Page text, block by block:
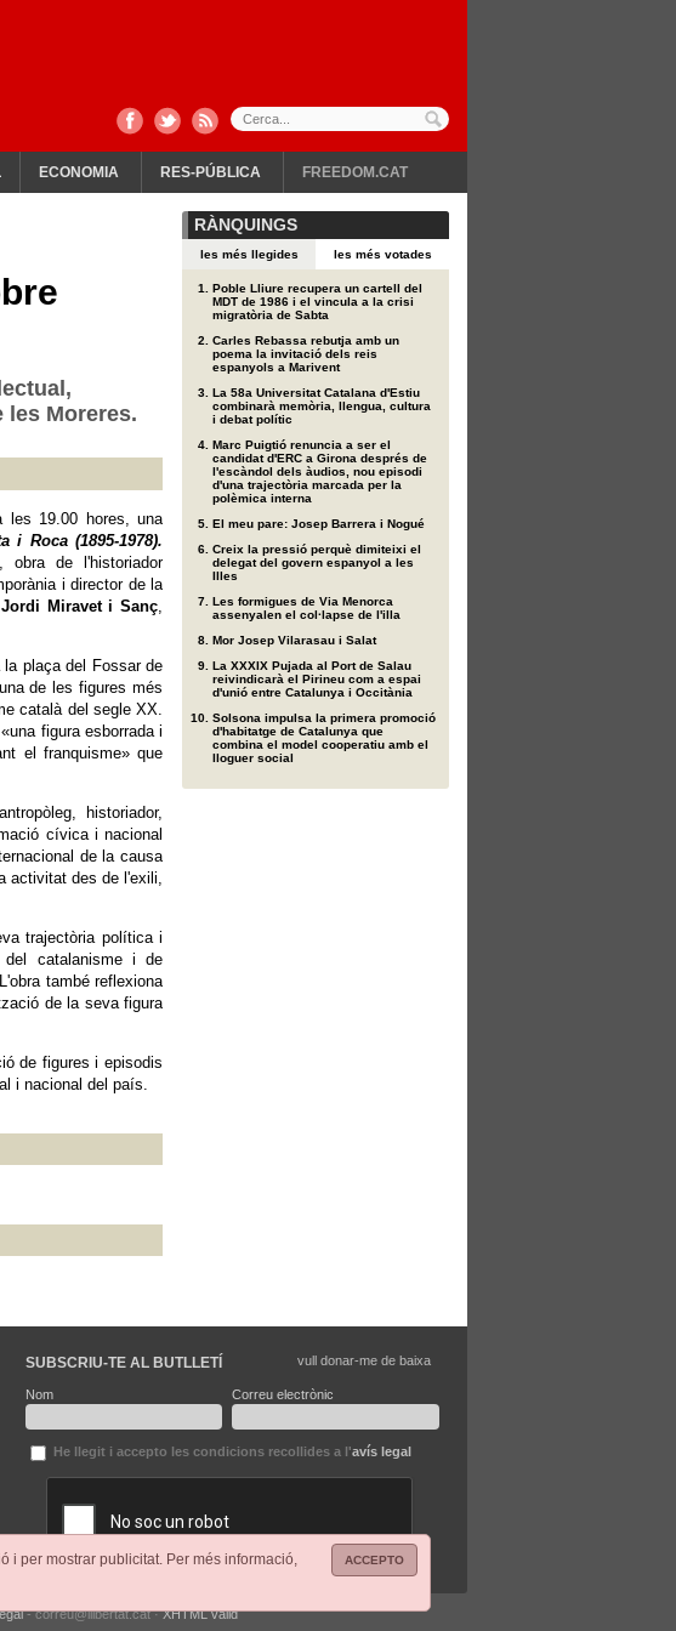
ACCEPTO
i per mostrar publicitat. Per més informació,
ECONOMIA RES-PÚBLICA FREEDOM.CAT
les Moreres.
19.00 hores, una
i Roca (1895-1978).
obra de l'historiador
i director de la
Jordi Miravet i Sanç,
plaça del Fossar de
de les figures més
català del segle XX.
figura esborrada i
el franquisme» que
historiador,
cívica i nacional
de la causa
activitat des de l'exili,
trajectòria política i
del catalanisme i de
també reflexiona
de la seva figura
de figures i episodis
i nacional del país.
RÀNQUINGS
les més llegides les més votades
Poble Lliure recupera un cartell del
MDT de 1986 i el vincula a la crisi
migratòria de Sabta
Carles Rebassa rebutja amb un
poema la invitació dels reis
espanyols a Marivent
La 58a Universitat Catalana d'Estiu
combinarà memòria, llengua, cultura
i debat polític
Marc Puigtió renuncia a ser el
candidat d'ERC a Girona després de
l'escàndol dels àudios, nou episodi
d'una trajectòria marcada per la
polèmica interna
El meu pare: Josep Barrera i Nogué
Creix la pressió perquè dimiteixi el
delegat del govern espanyol a les
Illes
Les formigues de Via Menorca
assenyalen el col·lapse de l'illa
Mor Josep Vilarasau i Salat
La XXXIX Pujada al Port de Salau
reivindicarà el Pirineu com a espai
d'unió entre Catalunya i Occitània
Solsona impulsa la primera promoció
d'habitatge de Catalunya que
combina el model cooperatiu amb el
lloguer social
SUBSCRIU-TE AL BUTLLETÍ
Nom Correu electrònic
He llegit i accepto les condicions recollides a l'avís legal
vull donar-me de baixa
- correu@llibertat.cat ·XHTML vàlid